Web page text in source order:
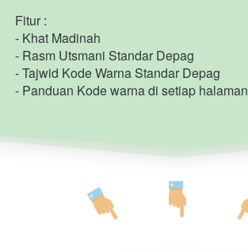
Fitur :
- Khat Madinah
- Rasm Utsmani Standar Depag
- Tajwid Kode Warna Standar Depag
- Panduan Kode warna di setiap halaman